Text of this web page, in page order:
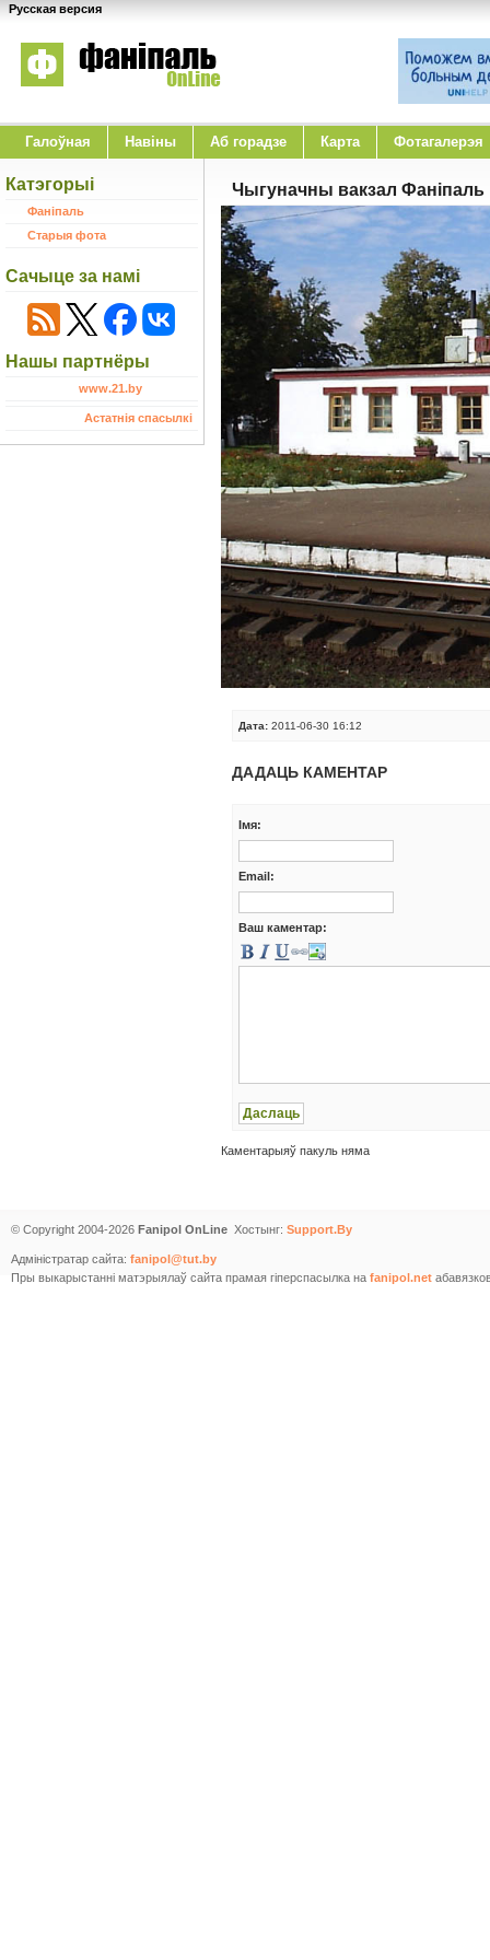
Русская версия
Галоўная Навіны Аб горадзе Карта Фотагалерэя
Катэгорыі
Фаніпаль
Старыя фота
Сачыце за намі
Нашы партнёры
www.21.by
Астатнія спасылкі
Чыгуначны вакзал Фанiпаль
Дата: 2011-06-30 16:12
ДАДАЦЬ КАМЕНТАР
Iмя:
Email:
Ваш каментар:
Каментарыяў пакуль няма
© Copyright 2004-2026 Fanipol OnLine Хостынг: Support.By
Адміністратар сайта: fanipol@tut.by
Пры выкарыстанні матэрыялаў сайта прамая гіперспасылка на fanipol.net